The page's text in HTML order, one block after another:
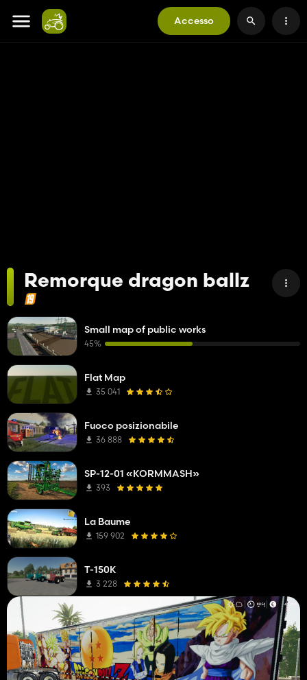
Accesso
Remorque dragon ballz
Small map of public works
45%
Flat Map
35 041
Fuoco posizionabile
36 888
SP-12-01 «KORMMASH»
393
La Baume
159 902
T-150K
3 228